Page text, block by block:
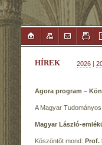
HÍREK 2026 |
Agora program –
A Magyar
Magyar László-
Köszöntőt mond: Prof.